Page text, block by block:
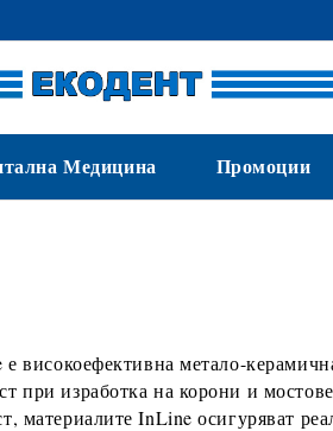
Медицина Промоции
е високоефективнаметало-
при изработка на корони и
материалите InLine осигуряват